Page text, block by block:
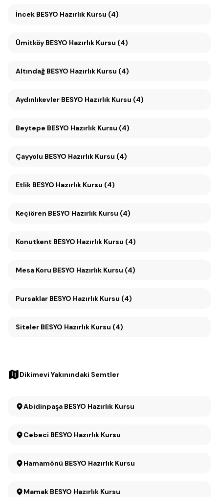
İncek BESYO Hazırlık Kursu (4)
Ümitköy BESYO Hazırlık Kursu (4)
Altındağ BESYO Hazırlık Kursu (4)
Aydınlıkevler BESYO Hazırlık Kursu (4)
Beytepe BESYO Hazırlık Kursu (4)
Çayyolu BESYO Hazırlık Kursu (4)
Etlik BESYO Hazırlık Kursu (4)
Keçiören BESYO Hazırlık Kursu (4)
Konutkent BESYO Hazırlık Kursu (4)
Mesa Koru BESYO Hazırlık Kursu (4)
Pursaklar BESYO Hazırlık Kursu (4)
Siteler BESYO Hazırlık Kursu (4)
Dikimevi Yakınındaki Semtler
Abidinpaşa BESYO Hazırlık Kursu
Cebeci BESYO Hazırlık Kursu
Hamamönü BESYO Hazırlık Kursu
Mamak BESYO Hazırlık Kursu